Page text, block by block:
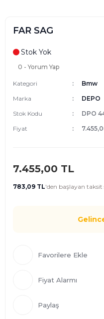
FAR SAG
Stok Yok
0 - Yorum Yap
Kategori
Bmw
Marka
DEPO
Stok Kodu
DPO
Fiyat
7.455,00 TL
783,09 TL'den başlayan taksit
Fiyat Alarmı
Paylaş